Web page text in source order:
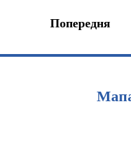
Попередня